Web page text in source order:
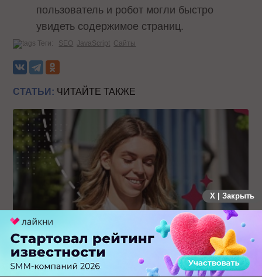
пользователь и робот могли быстро
увидеть содержимое страниц.
Теги: SEO JavaScript Сайты
СТАТЬИ: ЧИТАЙТЕ ТАКЖЕ
Каким брендам действительно нужны mobile push-
коммуникации, а для кого это – лишняя трата ресурсов
X | Закрыть